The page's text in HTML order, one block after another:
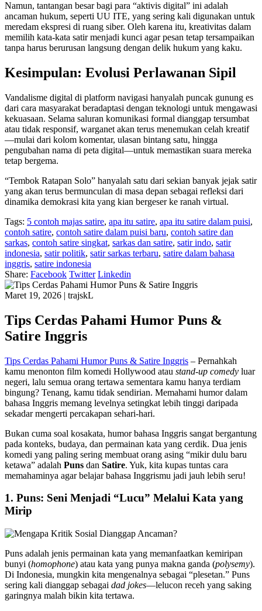
Namun, tantangan besar bagi para “aktivis digital” ini adalah
ancaman hukum, seperti UU ITE, yang sering kali digunakan untuk
meredam ekspresi di ruang siber. Oleh karena itu, kreativitas dalam
memilih kata-kata satir menjadi kunci agar pesan tetap tersampaikan
tanpa harus berurusan langsung dengan delik hukum yang kaku.
Kesimpulan: Evolusi Perlawanan Sipil
Vandalisme digital di platform navigasi hanyalah puncak gunung es
dari cara masyarakat beradaptasi dengan teknologi untuk mengawasi
kekuasaan. Selama saluran komunikasi formal dianggap tersumbat
atau tidak responsif, warganet akan terus menemukan celah kreatif
—mulai dari kolom komentar, ulasan bintang satu, hingga
pengubahan nama di peta digital—untuk memastikan suara mereka
tetap bergema.
“Tembok Ratapan Solo” hanyalah satu dari sekian banyak jejak satir
yang akan terus bermunculan di masa depan sebagai refleksi dari
dinamika demokrasi kita yang kian bergeser ke ranah virtual.
Tags: 5 contoh majas satire, apa itu satire, apa itu satire dalam puisi,
contoh satire, contoh satire dalam puisi baru, contoh satire dan
sarkas, contoh satire singkat, sarkas dan satire, satir indo, satir
indonesia, satir politik, satir sarkas terbaru, satire dalam bahasa
inggris, satire indonesia
Share: Facebook Twitter Linkedin
Maret 19, 2026 | trajskL
Tips Cerdas Pahami Humor Puns &
Satire Inggris
Tips Cerdas Pahami Humor Puns & Satire Inggris – Pernahkah
kamu menonton film komedi Hollywood atau stand-up comedy luar
negeri, lalu semua orang tertawa sementara kamu hanya terdiam
bingung? Tenang, kamu tidak sendirian. Memahami humor dalam
bahasa Inggris memang levelnya setingkat lebih tinggi daripada
sekadar mengerti percakapan sehari-hari.
Bukan cuma soal kosakata, humor bahasa Inggris sangat bergantung
pada konteks, budaya, dan permainan kata yang cerdik. Dua jenis
komedi yang paling sering membuat orang asing “mikir dulu baru
ketawa” adalah Puns dan Satire. Yuk, kita kupas tuntas cara
memahaminya agar belajar bahasa Inggrismu jadi jauh lebih seru!
1. Puns: Seni Menjadi “Lucu” Melalui Kata yang
Mirip
Puns adalah jenis permainan kata yang memanfaatkan kemiripan
bunyi (homophone) atau kata yang punya makna ganda (polysemy).
Di Indonesia, mungkin kita mengenalnya sebagai “plesetan.” Puns
sering kali dianggap sebagai dad jokes—lelucon receh yang saking
garingnya malah bikin kita tertawa.